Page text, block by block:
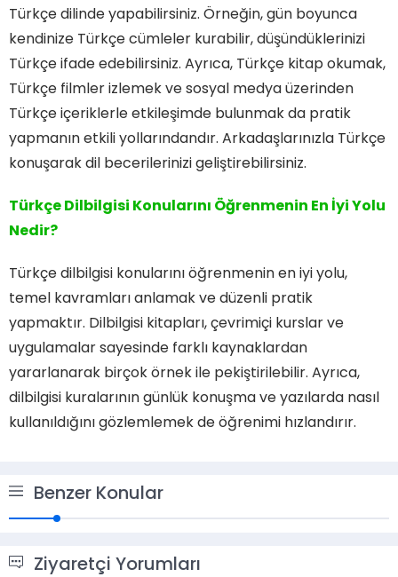
Türkçe dilinde yapabilirsiniz. Örneğin, gün boyunca
kendinize Türkçe cümleler kurabilir, düşündüklerinizi
Türkçe ifade edebilirsiniz. Ayrıca, Türkçe kitap okumak,
Türkçe filmler izlemek ve sosyal medya üzerinden
Türkçe içeriklerle etkileşimde bulunmak da pratik
yapmanın etkili yollarındandır. Arkadaşlarınızla Türkçe
konuşarak dil becerilerinizi geliştirebilirsiniz.
Türkçe Dilbilgisi Konularını Öğrenmenin En İyi Yolu
Nedir?
Türkçe dilbilgisi konularını öğrenmenin en iyi yolu,
temel kavramları anlamak ve düzenli pratik
yapmaktır. Dilbilgisi kitapları, çevrimiçi kurslar ve
uygulamalar sayesinde farklı kaynaklardan
yararlanarak birçok örnek ile pekiştirilebilir. Ayrıca,
dilbilgisi kuralarının günlük konuşma ve yazılarda nasıl
kullanıldığını gözlemlemek de öğrenimi hızlandırır.
Benzer Konular
Ziyaretçi Yorumları